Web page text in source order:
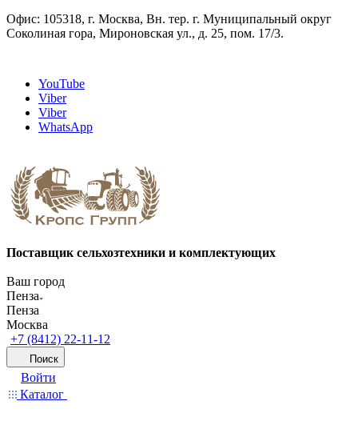
Офис: 105318, г. Москва, Вн. тер. г. Муниципальный округ
Соколиная гора, Мироновская ул., д. 25, пом. 17/3.
YouTube
Viber
Viber
WhatsApp
Поставщик сельхозтехники и комплектующих
Ваш город
Пенза
Пенза
Москва
+7 (8412) 22-11-12
Поиск
Войти
Каталог